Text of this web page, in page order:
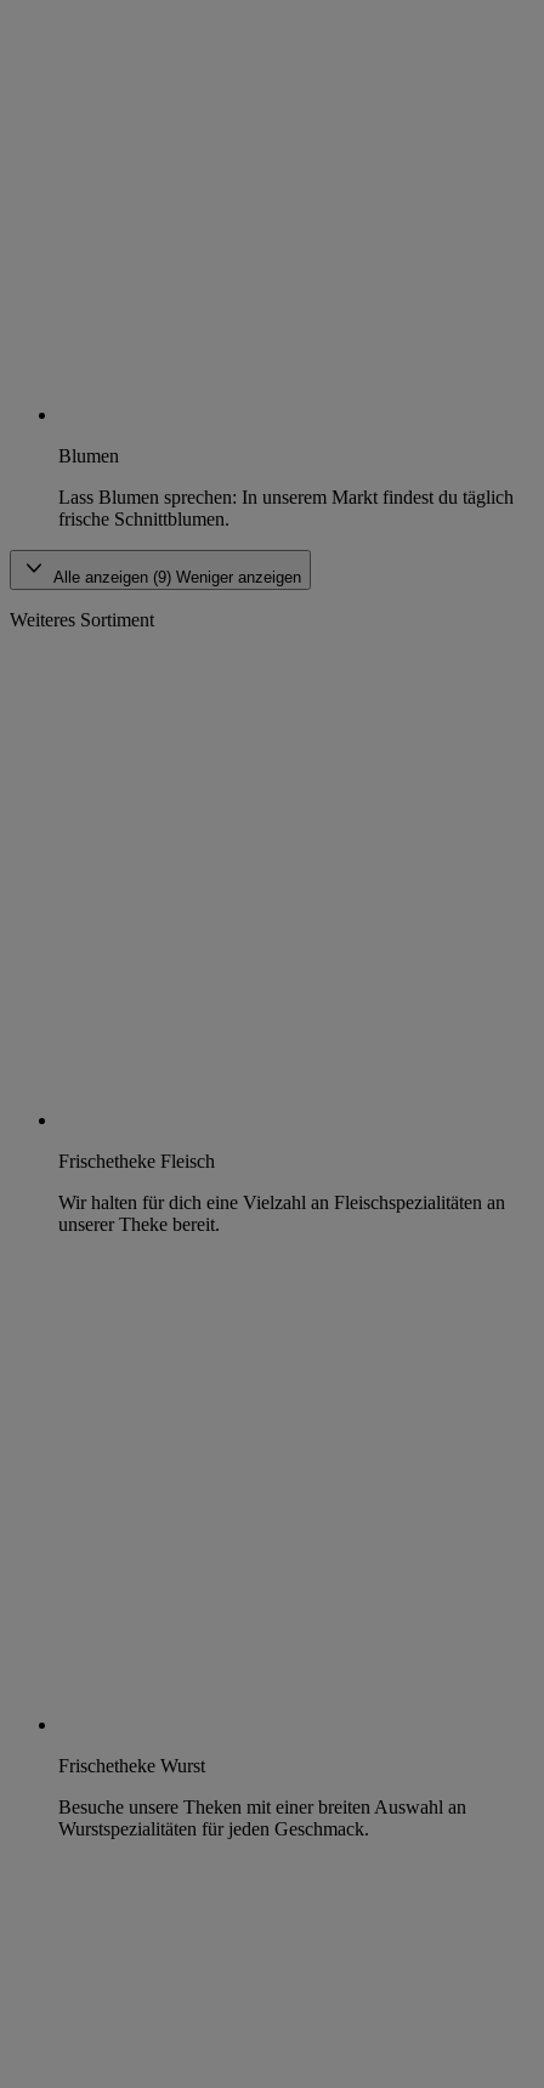
Blumen
Lass Blumen sprechen: In unserem Markt findest du täglich
frische Schnittblumen.
Alle anzeigen (9) Weniger anzeigen
Weiteres Sortiment
Frischetheke Fleisch
Wir halten für dich eine Vielzahl an Fleischspezialitäten an
unserer Theke bereit.
Frischetheke Wurst
Besuche unsere Theken mit einer breiten Auswahl an
Wurstspezialitäten für jeden Geschmack.